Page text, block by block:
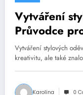
Vytváření
Průvodce
Vytváření stylových
kreativitu, ale také
Karolína 0